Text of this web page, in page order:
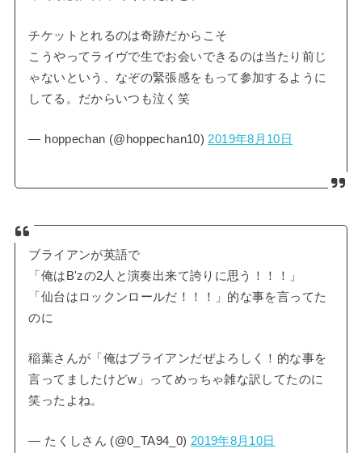
チケットとれるのは奇跡だからこそ
こうやってライヴで生でお会いできるのは当たり前じ
ゃないという、なぞの緊張感をもって参加するように
してる。だからいつも泣く笑
— hoppechan (@hoppechan10) 2019年8月10日
ブライアンが英語で
「俺はB'zの2人と演奏出来て誇りに思う！！！」
「仙台はロックンロールだ！！！」的な事を言ってた
のに
稲葉さんが「俺はブライアンだぜよろしく！的な事を
言ってましたけどw」ってめっちゃ雑な訳してたのに
笑ったよね。
— たくしさん (@0_TA94_0) 2019年8月10日